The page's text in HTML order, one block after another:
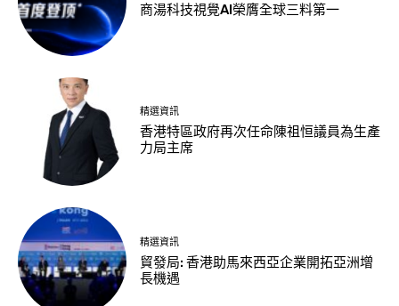
商湯科技視覺AI榮膺全球三料第一
精選資訊
香港特區政府再次任命陳祖恒議員為生產
力局主席
精選資訊
貿發局: 香港助馬來西亞企業開拓亞洲增
長機遇